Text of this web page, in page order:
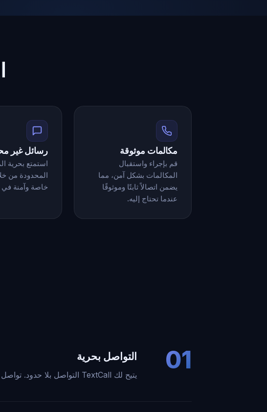
مكالمات موثوقة
قم بإجراء واستقبال
المكالمات بشكل آمن، مما
يضمن اتصالاً ثابتًا وموثوقًا
عندما تحتاج إليه.
رسائل غير
استمتع بحرية
المحدودة من
خاصة وآمنة في
01 التواصل بحرية
يتيح لك TextCall التواصل بلا حدود. تواصل بسهولة مع أي شخص وفي أي مكان من خلال مكالمات ورسائل لا حدود لها.